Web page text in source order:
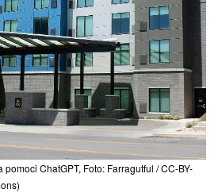
pomoci ChatGPT, Foto: Farragutful / CC-BY-